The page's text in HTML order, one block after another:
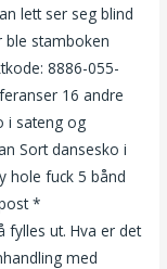
lett ser seg blind
ble stamboken
8886-055-
16 andre
i sateng og
Sort dansesko i
hole fuck 5 bånd
*
ut. Hva er det
med